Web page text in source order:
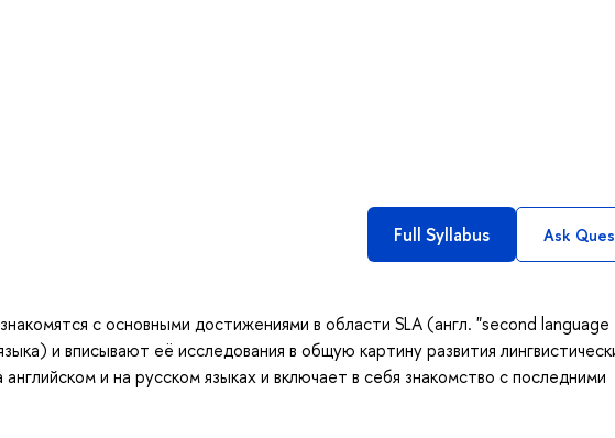
Full Syllabus Ask
с основными достижениями в области SLA (англ. "second language
и вписывают её исследования в общую картину развития
и на русском языках и включает в себя знакомство с последними